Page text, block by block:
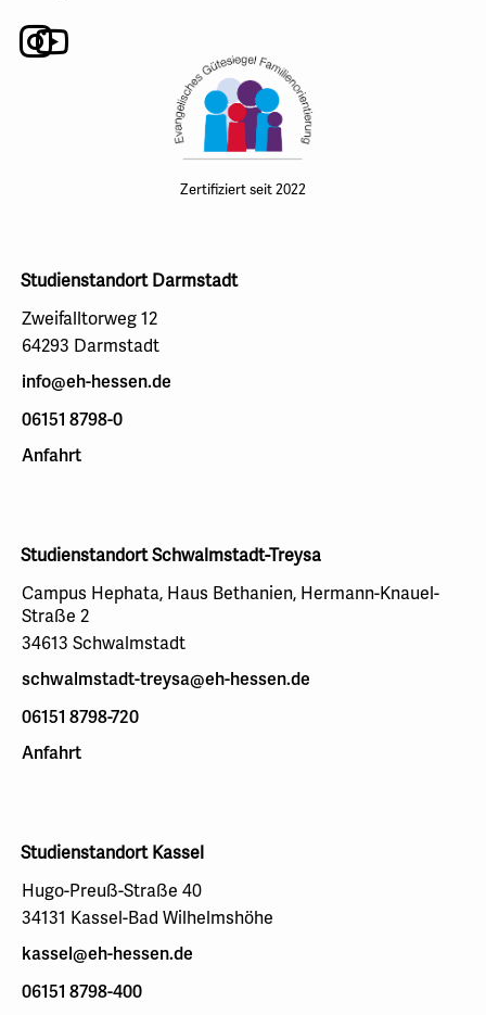
Instagram
Youtube
Zertifiziert seit 2022
Studienstandort Darmstadt
Zweifalltorweg 12
64293 Darmstadt
info@eh-hessen.de
06151 8798-0
Anfahrt
Studienstandort Schwalmstadt-Treysa
Campus Hephata, Haus Bethanien, Hermann-Knauel-
Straße 2
34613 Schwalmstadt
schwalmstadt-treysa@eh-hessen.de
06151 8798-720
Anfahrt
Studienstandort Kassel
Hugo-Preuß-Straße 40
34131 Kassel-Bad Wilhelmshöhe
kassel@eh-hessen.de
06151 8798-400